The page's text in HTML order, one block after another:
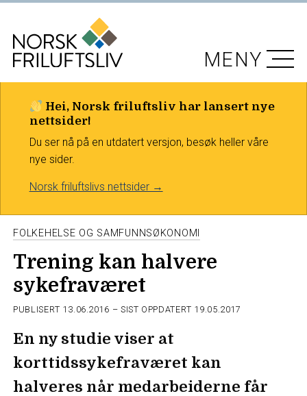
Hei, Norsk friluftsliv har lansert nye
nettsider!
Du ser nå på en utdatert versjon, besøk heller våre
nye sider.
Norsk friluftslivs nettsider →
MENY
FOLKEHELSE OG SAMFUNNSØKONOMI
Trening kan halvere
sykefraværet
PUBLISERT 13.06.2016 – SIST OPPDATERT 19.05.2017
En ny studie viser at
korttidssykefraværet kan
halveres når medarbeiderne får